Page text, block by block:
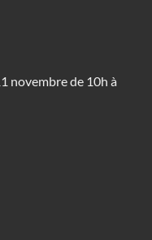
novembre de 10h à